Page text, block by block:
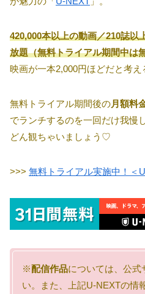
420,000本以上の動画／210誌以
放題（無料トライアル期間中は
映画が一本2,000円ほどだと考え
無料トライアル期間後の月額料
でランチするのを一回だけ我慢
どん観ちゃいましょう♡
>>> 無料トライアル実施中！＜
※配信作品については、公式
い。また、上記U-NEXTの情